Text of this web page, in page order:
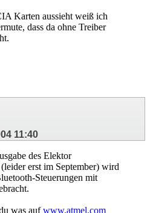
Karten aussieht weiß ich
dass da ohne Treiber
11:40
des Elektor
erst im September) wird
Steuerungen mit
was aufwww.atmel.com